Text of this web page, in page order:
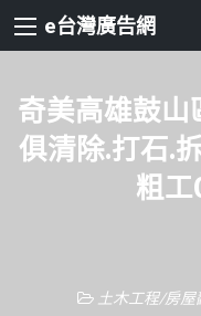
e台灣廣告網
奇美高雄鼓山
俱清除.打石.
粗
土木工程/房屋